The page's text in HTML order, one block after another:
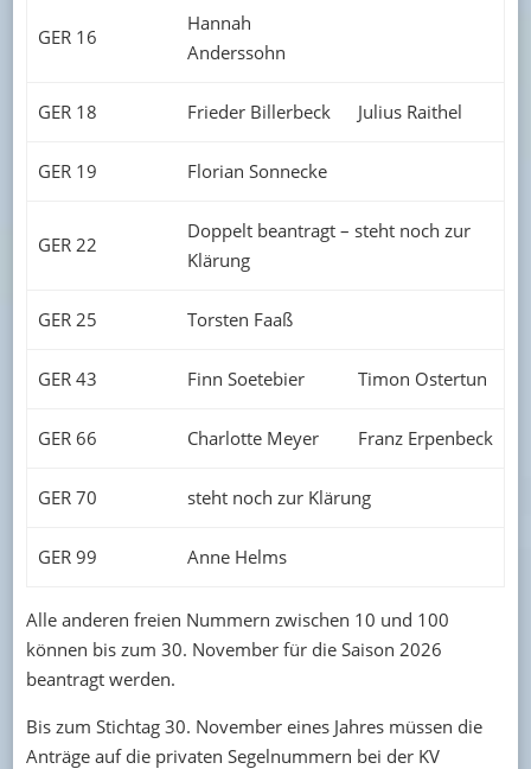
GER 16
Hannah
Anderssohn
GER 18 Frieder Billerbeck Julius Raithel
GER 19 Florian Sonnecke
GER 22
Doppelt beantragt – steht noch zur
Klärung
GER 25 Torsten Faaß
GER 43 Finn Soetebier Timon Ostertun
GER 66 Charlotte Meyer Franz Erpenbeck
GER 70 steht noch zur Klärung
GER 99 Anne Helms
Alle anderen freien Nummern zwischen 10 und 100
können bis zum 30. November für die Saison 2026
beantragt werden.
Bis zum Stichtag 30. November eines Jahres müssen die
Anträge auf die privaten Segelnummern bei der KV